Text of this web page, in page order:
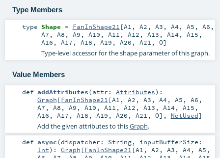
Type Members
type Shape = FanInShape21 [A1 , A2 , A3 , A4 , A5 , A6 ,
A7 , A8 , A9 , A10 , A11 , A12 , A13 , A14 , A15 ,
A16 , A17 , A18 , A19 , A20 , A21 , O]
Type-level accessor for the shape parameter of this graph.
Value Members
def addAttributes(attr: Attributes) :
Graph [FanInShape21 [A1 , A2 , A3 , A4 , A5 , A6 ,
A7 , A8 , A9 , A10 , A11 , A12 , A13 , A14 , A15 ,
A16 , A17 , A18 , A19 , A20 , A21 , O], NotUsed]
Add the given attributes to thisGraph.
def async(dispatcher: String, inputBufferSize:
Int) : Graph [FanInShape21 [A1 , A2 , A3 , A4 , A5 ,